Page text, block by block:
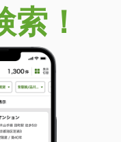
索！